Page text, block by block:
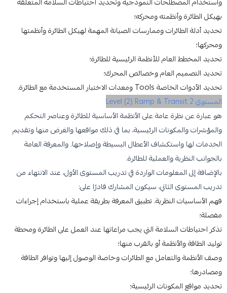
بهيكل الطائرة وأنظمته ومحركه؛
تحديد أدلة الطائرات وممارسات الصيانة المهمة لهيكل الطائرة وأنظمتها
ومحركها؛
تحديد المخطط العام للأنظمة الرئيسية للطائرة؛
تحديد التصميم العام وخصائص المحرك؛
تحديد الأدوات الخاصة Tools ومعدات الاختبار المستخدمة مع الطائرة.
المستوي 2 Level (2) Ramp & Transit
هو عبارة عن نظرة عامة على الأنظمة الأساسية للطائرة وعناصر التحكم
والمؤشرات والمكونات الرئيسية، بما في ذلك مواقعها والغرض منها وتقديم
الخدمات لها واستكشاف الأعطال البسيطة وإصلاحها. والمعرفة العامة
بالجوانب النظرية والعملية للطائرة.
بالإضافة إلى المعلومات الواردة في تدريب المستوى الأول، عند الانتهاء من
تدريب المستوى الثاني، سيكون المشارك قادرًا على:
فهم الأساسيات النظرية. تطبيق المعرفة بطريقة عملية باستخدام إجراءات
مفصلة؛
تذكر احتياطات السلامة التي يجب مراعاتها عند العمل على الطائرة ومحطة
توليد الطاقة والأنظمة أو بالقرب منها؛
وصف الأنظمة والتعامل مع الطائرات وخاصة الوصول إليها وتوافر الطاقة
ومصادرها؛
تحديد مواقع المكونات الرئيسية؛